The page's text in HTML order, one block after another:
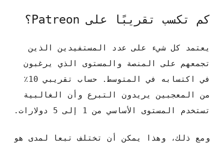
كم تكسب تقريبًا على Patreon؟
يعتمد كل شيء على عدد المستفيدين الذين
تجمعهم على المنصة والمستوى الذي يرغبون
في اكتسابه في المتوسط. حساب تقريبي 10٪
من المعجبين يريدون التبرع وأن الغالبية
تستخدم المستوى الأساسي من 1 إلى 5 دولارات.
ومع ذلك، وهذا يمكن أن تختلف تبعا لمدى هو